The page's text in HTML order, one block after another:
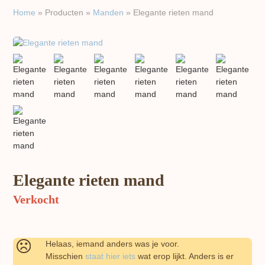
Home » Producten » Manden » Elegante rieten mand
previous
next
Elegante rieten mand
Verkocht
Helaas, iemand anders was je voor.
Misschienstaat hier iets wat erop lijkt. Anders is er